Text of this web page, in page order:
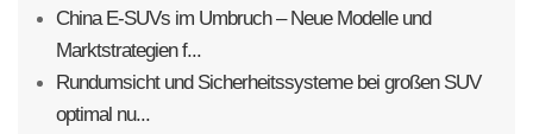
China E-SUVs im Umbruch – Neue Modelle und
Marktstrategien f...
Rundumsicht und Sicherheitssysteme bei großen SUV
optimal nu...